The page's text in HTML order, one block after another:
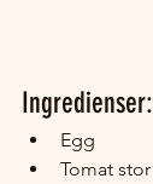
Ingredienser:
Egg
Tomat stor